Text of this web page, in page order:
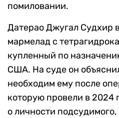
помиловании.
Датерао Джугал Судхир
мармелад с
купленный по
США. На суде он
необходим ему после
которую провели в 2024
о личности